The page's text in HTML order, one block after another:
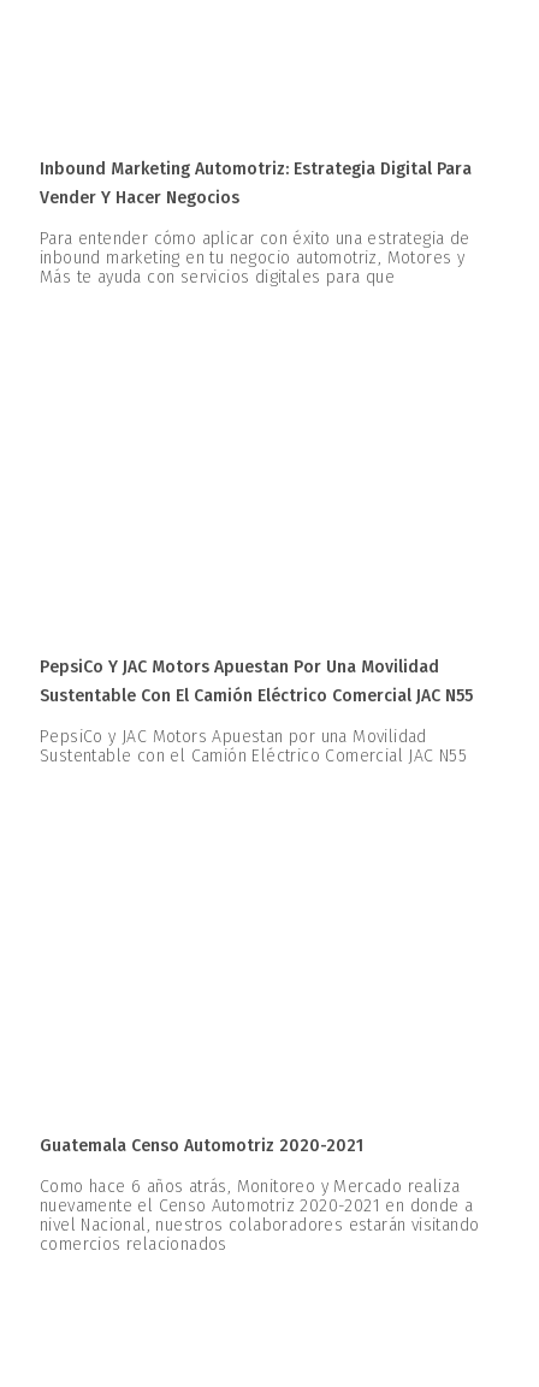
Inbound Marketing Automotriz: Estrategia Digital Para
Vender Y Hacer Negocios
Para entender cómo aplicar con éxito una estrategia de
inbound marketing en tu negocio automotriz, Motores y
Más te ayuda con servicios digitales para que
PepsiCo Y JAC Motors Apuestan Por Una Movilidad
Sustentable Con El Camión Eléctrico Comercial JAC N55
PepsiCo y JAC Motors Apuestan por una Movilidad
Sustentable con el Camión Eléctrico Comercial JAC N55
Guatemala Censo Automotriz 2020-2021
Como hace 6 años atrás, Monitoreo y Mercado realiza
nuevamente el Censo Automotriz 2020-2021 en donde a
nivel Nacional, nuestros colaboradores estarán visitando
comercios relacionados